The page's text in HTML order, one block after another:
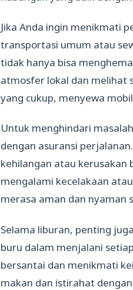
Jika Anda ingin menikmati
transportasi umum atau
tidak hanya bisa
atmosfer lokal dan melihat
yang cukup, menyewa
Untuk menghindari
dengan asuransi
kehilangan atau kerusakan
mengalami kecelakaan
merasa aman dan nyaman
Selama liburan, penting
buru dalam menjalani
bersantai dan menikmati
makan dan istirahat